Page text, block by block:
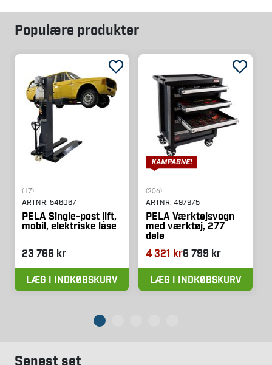
Populære produkter
(17)
ARTNR: 546067
PELA Single-post lift,
mobil, elektriske låse
23 766 kr
LÆG I INDKØBSKURV
(206)
ARTNR: 497975
PELA Værktøjsvogn
med værktøj, 277
dele
4 321 kr6 799 kr
LÆG I INDKØBSKURV
Senest set